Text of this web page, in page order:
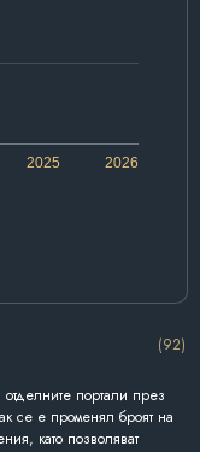
2026
2025
(92)
отделните портали през
се е променял броят на
като позволяват